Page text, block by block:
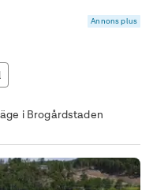
Annons plus
i Brogårdstaden